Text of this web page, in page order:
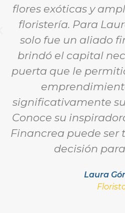
flores exóticas y
floristería. Para
solo fue un aliado
brindó el capital
puerta que le
significativamente
Conoce su
Financrea puede
decisión
Laura